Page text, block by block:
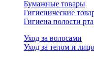
Бумажные товары
Гигиенические
Гигиена полости рта
Уход за волосами
Уход за телом и